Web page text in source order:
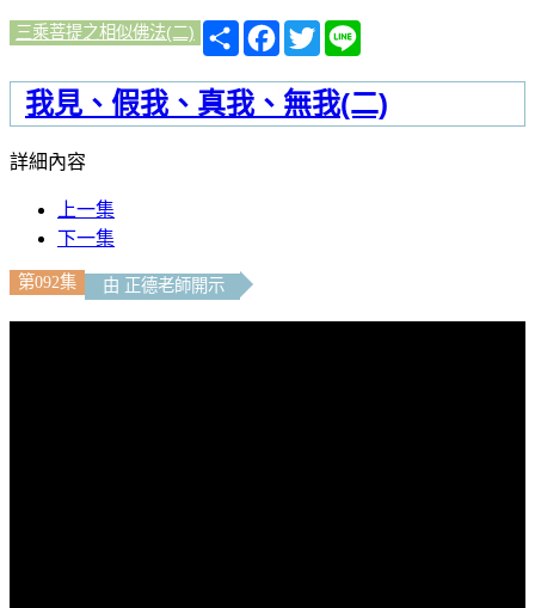
三乘菩提之相似佛法(二)
分
享
Facebook
Twitter
我見、假我、真我、無我(二)
詳細內容
上一集
下一集
第092集 由 正德老師開示